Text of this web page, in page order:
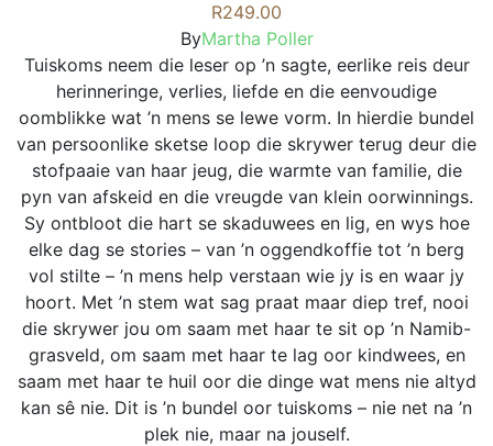
The
options
may
be
chosen
on
the
product
page
R249.00
ByMartha Poller
Tuiskoms neem die leser op ’n sagte, eerlike reis deur
herinneringe, verlies, liefde en die eenvoudige
oomblikke wat ’n mens se lewe vorm. In hierdie bundel
van persoonlike sketse loop die skrywer terug deur die
stofpaaie van haar jeug, die warmte van familie, die
pyn van afskeid en die vreugde van klein oorwinnings.
Sy ontbloot die hart se skaduwees en lig, en wys hoe
elke dag se stories – van ’n oggendkoffie tot ’n berg
vol stilte – ’n mens help verstaan wie jy is en waar jy
hoort. Met ’n stem wat sag praat maar diep tref, nooi
die skrywer jou om saam met haar te sit op ’n Namib-
grasveld, om saam met haar te lag oor kindwees, en
saam met haar te huil oor die dinge wat mens nie altyd
kan sê nie. Dit is ’n bundel oor tuiskoms – nie net na ’n
plek nie, maar na jouself.